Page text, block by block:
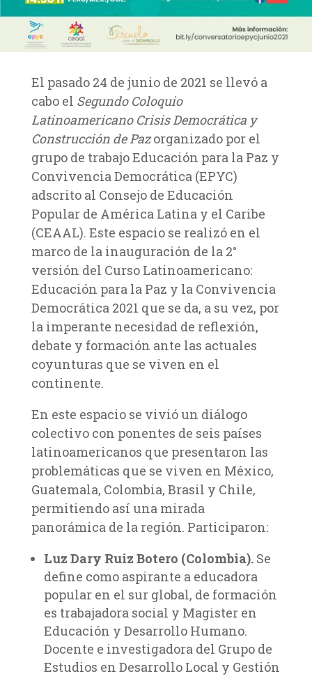
El pasado 24 de junio de 2021 se llevó a
cabo el Segundo Coloquio
Latinoamericano Crisis Democrática y
Construcción de Pazorganizado por el
grupo de trabajo Educación para la Paz y
Convivencia Democrática (EPYC)
adscrito al Consejo de Educación
Popular de América Latina y el Caribe
(CEAAL). Este espacio se realizó en el
marco de la inauguración de la 2°
versión del Curso Latinoamericano:
Educación para la Paz y la Convivencia
Democrática 2021 que se da, a su vez, por
la imperante necesidad de reflexión,
debate y formación ante las actuales
coyunturas que se viven en el
continente.
En este espacio se vivió un diálogo
colectivo con ponentes de seis países
latinoamericanos que presentaron las
problemáticas que se viven en México,
Guatemala, Colombia, Brasil y Chile,
permitiendo así una mirada
panorámica de la región. Participaron:
Luz Dary Ruiz Botero (Colombia).Se
define como aspirante a educadora
popular en el sur global, de formación
es trabajadora social y Magister en
Educación y Desarrollo Humano.
Docente e investigadora del Grupo de
Estudios en Desarrollo Local y Gestión